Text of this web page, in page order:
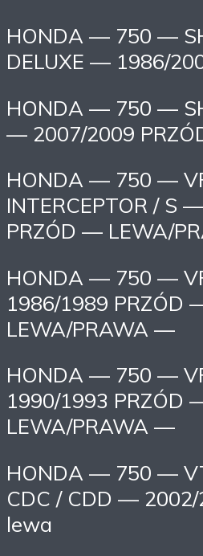
HONDA — 750 —
DELUXE — 1986/
HONDA — 750 —
— 2007/2009
HONDA — 750 —
INTERCEPTOR / S
PRZÓD — LEWA/
HONDA — 750 —
1986/1989 PRZÓD
LEWA/PRAWA —
HONDA — 750 —
1990/1993 PRZÓD
LEWA/PRAWA —
HONDA — 750 —
CDC / CDD — 2002/
lewa